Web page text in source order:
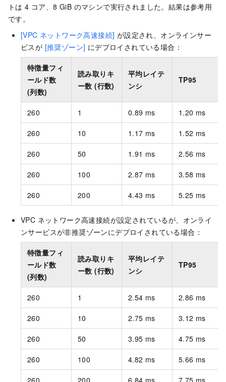
トは 4 コア、8 GiB のマシンで実行されました。結果は参考用
です。
[VPC ネットワーク高速接続] が設定され、オンラインサー
ビスが [推奨ゾーン] にデプロイされている場合：
特徴量フィ
ールド数
(列数)
読み取りキ
ー数 (行数)
平均レイテ
ンシ
TP95
260 1 0.89 ms 1.20 ms
260 10 1.17 ms 1.52 ms
260 50 1.91 ms 2.56 ms
260 100 2.87 ms 3.58 ms
260 200 4.43 ms 5.25 ms
VPC ネットワーク高速接続が設定されているが、オンライ
ンサービスが非推奨ゾーンにデプロイされている場合：
特徴量フィ
ールド数
(列数)
読み取りキ
ー数 (行数)
平均レイテ
ンシ
TP95
260 1 2.54 ms 2.86 ms
260 10 2.75 ms 3.12 ms
260 50 3.95 ms 4.75 ms
260 100 4.82 ms 5.66 ms
260 200 6.84 ms 7.75 ms